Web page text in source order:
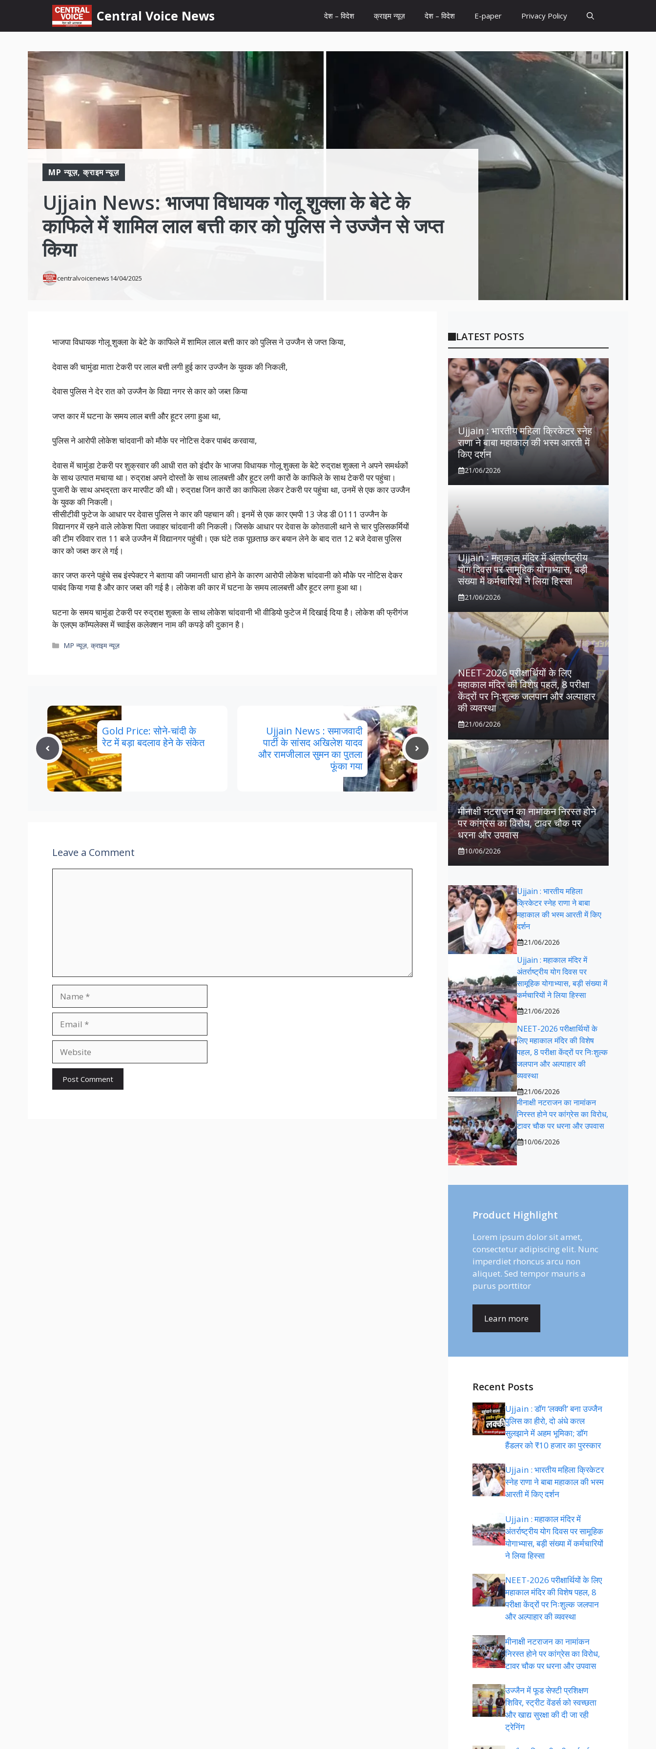
content
Central Voice News देश – विदेश क्राइम न्यूज़ देश – विदेश E-paper Privacy Policy
MP न्यूज़,क्राइम न्यूज़
Ujjain News: भाजपा विधायक गोलू शुक्ला के बेटे के
काफिले में शामिल लाल बत्ती कार को पुलिस ने उज्जैन से जप्त
किया
centralvoicenews14/04/2025
भाजपा विधायक गोलू शुक्ला के बेटे के काफिले में शामिल लाल बत्ती कार को पुलिस ने उज्जैन से जप्त किया,
देवास की चामुंडा माता टेकरी पर लाल बत्ती लगी हुई कार उज्जैन के युवक की निकली,
देवास पुलिस ने देर रात को उज्जैन के विद्या नगर से कार को जब्त किया
जप्त कार में घटना के समय लाल बत्ती और हूटर लगा हुआ था,
पुलिस ने आरोपी लोकेश चांदवानी को मौके पर नोटिस देकर पाबंद करवाया,
देवास में चामुंडा टेकरी पर शुक्रवार की आधी रात को इंदौर के भाजपा विधायक गोलू शुक्ला के बेटे रुद्राक्ष शुक्ला ने अपने समर्थकों
के साथ उत्पात मचाया था। रुद्राक्ष अपने दोस्तों के साथ लालबत्ती और हूटर लगी कारों के काफिले के साथ टेकरी पर पहुंचा।
पुजारी के साथ अभद्रता कर मारपीट की थी। रुद्राक्ष जिन कारों का काफिला लेकर टेकरी पर पहुंचा था, उनमें से एक कार उज्जैन
के युवक की निकली।
सीसीटीवी फुटेज के आधार पर देवास पुलिस ने कार की पहचान की। इनमें से एक कार एमपी 13 जेड डी 0111 उज्जैन के
विद्यानगर में रहने वाले लोकेश पिता जवाहर चांदवानी की निकली। जिसके आधार पर देवास के कोतवाली थाने से चार पुलिसकर्मियों
की टीम रविवार रात 11 बजे उज्जैन में विद्यानगर पहुंची। एक घंटे तक पूछताछ कर बयान लेने के बाद रात 12 बजे देवास पुलिस
कार को जब्त कर ले गई।
कार जप्त करने पहुंचे सब इंस्पेक्टर ने बताया की जमानती धारा होने के कारण आरोपी लोकेश चांदवानी को मौके पर नोटिस देकर
पाबंद किया गया है और कार जब्त की गई है। लोकेश की कार में घटना के समय लालबत्ती और हूटर लगा हुआ था।
घटना के समय चामुंडा टेकरी पर रुद्राक्ष शुक्ला के साथ लोकेश चांदवानी भी वीडियो फुटेज में दिखाई दिया है। लोकेश की फ्रीगंज
के एलएम कॉम्पलेक्स में च्वाईस कलेक्शन नाम की कपड़े की दुकान है।
Categories
MP न्यूज़,क्राइम न्यूज़
Gold Price: सोने-चांदी के
रेट में बड़ा बदलाव हेने के संकेत
Ujjain News : समाजवादी
पार्टी के सांसद अखिलेश यादव
और रामजीलाल सुमन का पुतला
फूंका गया
Leave a Comment
LATEST POSTS
Ujjain : भारतीय महिला क्रिकेटर स्नेह
राणा ने बाबा महाकाल की भस्म आरती में
किए दर्शन
21/06/2026
Ujjain : महाकाल मंदिर में अंतर्राष्ट्रीय
योग दिवस पर सामूहिक योगाभ्यास, बड़ी
संख्या में कर्मचारियों ने लिया हिस्सा
21/06/2026
NEET-2026 परीक्षार्थियों के लिए
महाकाल मंदिर की विशेष पहल, 8 परीक्षा
केंद्रों पर निःशुल्क जलपान और अल्पाहार
की व्यवस्था
21/06/2026
मीनाक्षी नटराजन का नामांकन निरस्त होने
पर कांग्रेस का विरोध, टावर चौक पर
धरना और उपवास
10/06/2026
Ujjain : भारतीय महिला
क्रिकेटर स्नेह राणा ने बाबा
महाकाल की भस्म आरती में किए
दर्शन
21/06/2026
Ujjain : महाकाल मंदिर में
अंतर्राष्ट्रीय योग दिवस पर
सामूहिक योगाभ्यास, बड़ी संख्या में
कर्मचारियों ने लिया हिस्सा
21/06/2026
NEET-2026 परीक्षार्थियों के
लिए महाकाल मंदिर की विशेष
पहल, 8 परीक्षा केंद्रों पर निःशुल्क
जलपान और अल्पाहार की
व्यवस्था
21/06/2026
मीनाक्षी नटराजन का नामांकन
निरस्त होने पर कांग्रेस का विरोध,
टावर चौक पर धरना और उपवास
10/06/2026
Product Highlight
Lorem ipsum dolor sit amet,
consectetur adipiscing elit. Nunc
imperdiet rhoncus arcu non
aliquet. Sed tempor mauris a
purus porttitor
Learn more
Recent Posts
Ujjain : डॉग ‘लक्की’ बना उज्जैन
पुलिस का हीरो, दो अंधे कत्ल
सुलझाने में अहम भूमिका; डॉग
हैंडलर को ₹10 हजार का पुरस्कार
Ujjain : भारतीय महिला क्रिकेटर
स्नेह राणा ने बाबा महाकाल की भस्म
आरती में किए दर्शन
Ujjain : महाकाल मंदिर में
अंतर्राष्ट्रीय योग दिवस पर सामूहिक
योगाभ्यास, बड़ी संख्या में कर्मचारियों
ने लिया हिस्सा
NEET-2026 परीक्षार्थियों के लिए
महाकाल मंदिर की विशेष पहल, 8
परीक्षा केंद्रों पर निःशुल्क जलपान
और अल्पाहार की व्यवस्था
मीनाक्षी नटराजन का नामांकन
निरस्त होने पर कांग्रेस का विरोध,
टावर चौक पर धरना और उपवास
उज्जैन में फूड सेफ्टी प्रशिक्षण
शिविर, स्ट्रीट वेंडर्स को स्वच्छता
और खाद्य सुरक्षा की दी जा रही
ट्रेनिंग